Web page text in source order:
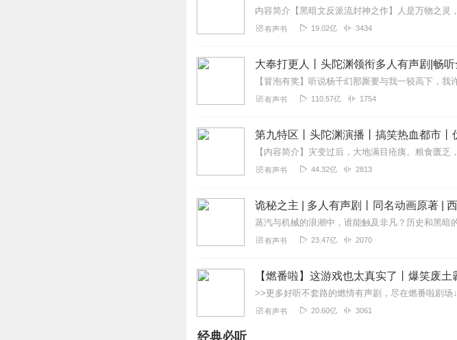
时光里的零零碎碎
2020-10-19
太平1盛世
2020-07-08
听多了！
2021-12-20
一篇还可以听听的小短文，打发无聊时间可以选择。
的大爱无疆导致女主的憎恨，最后误会解开happy
神级的CV，加油！💪🏻😘
有声书 19.02亿 3434
大奉打更人丨头陀渊领衔多人有声剧|畅
有声书 110.57亿 1754
第九特区丨头陀渊演播丨搞笑热血都市丨
有声书 44.32亿 2813
诡秘之主 | 多人有声剧丨同名动画原著 |
有声书 23.47亿 2070
【燃番啦】这游戏也太真实了丨爆笑废
有声书 20.60亿 3061
经典必听